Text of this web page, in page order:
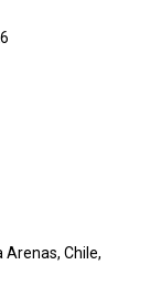
Arenas, Chile,